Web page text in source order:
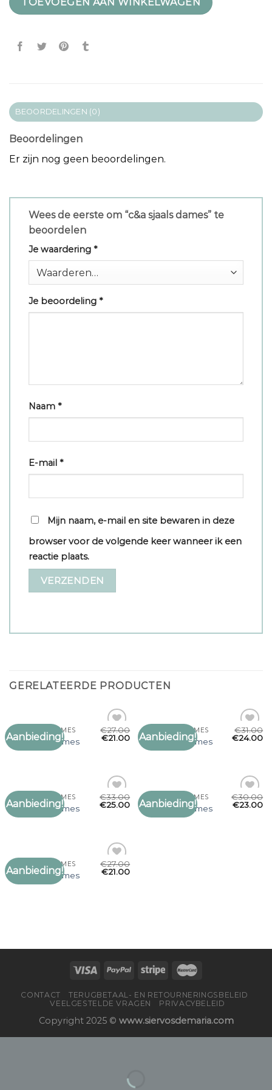
BEOORDELINGEN (0)
Beoordelingen
Er zijn nog geen beoordelingen.
Wees de eerste om “c&a sjaals dames” te
beoordelen
Je waardering *
Je beoordeling *
Naam *
E-mail *
Mijn naam, e-mail en site bewaren in deze
browser voor de volgende keer wanneer ik een
reactie plaats.
GERELATEERDE PRODUCTEN
Aanbieding!
Toevoegen
C&A SJAALS DAMES
c&a sjaals dames
€27.00
€21.00 Aanbieding!
Toevoegen
C&A SJAALS DAMES
c&a sjaals dames
€31.00
€24.00
Aanbieding!
Toevoegen
C&A SJAALS DAMES
c&a sjaals dames
€33.00
€25.00 Aanbieding!
Toevoegen
C&A SJAALS DAMES
c&a sjaals dames
€30.00
€23.00
Aanbieding!
Toevoegen
C&A SJAALS DAMES
c&a sjaals dames
€27.00
€21.00
CONTACT
TERUGBETAAL- EN RETOURNERINGSBELEID
VEELGESTELDE VRAGEN
PRIVACYBELEID
Copyright 2025 © www.siervosdemaria.com